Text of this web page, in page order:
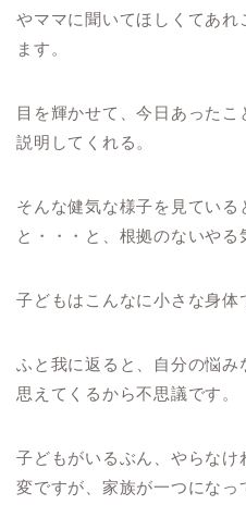
やママに聞いてほしくてあれ
ます。
目を輝かせて、今日あった
説明してくれる。
そんな健気な様子を見ている
と・・・と、根拠のないやる
子どもはこんなに小さな身体
ふと我に返ると、自分の悩み
思えてくるから不思議です。
子どもがいるぶん、やらな
変ですが、家族が一つにな